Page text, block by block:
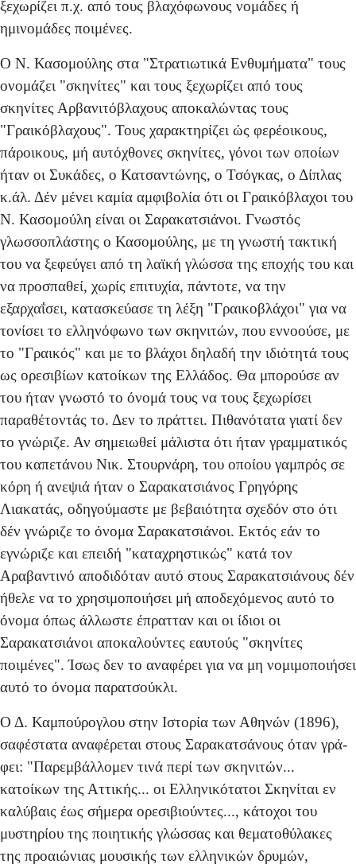
ξεχωρίζει π.χ. από τους βλαχόφωνους νομάδες ή
ημινομάδες ποιμένες.
Ο Ν. Κασομούλης στα "Στρατιωτικά Ενθυμήματα" τους
ονομάζει "σκηνίτες" και τους ξεχωρίζει από τους
σκηνίτες Αρβανιτόβλαχους αποκαλώντας τους
"Γραικόβλαχους". Τους χαρακτηρίζει ώς φερέοικους,
πάροικους, μή αυτόχθονες σκηνίτες, γόνοι των οποίων
ήταν οι Συκάδες, ο Κατσαντώνης, ο Τσόγκας, ο Δίπλας
κ.άλ. Δέν μένει καμία αμφιβολία ότι οι Γραικόβλαχοι του
Ν. Κασομούλη εί­ναι οι Σαρακατσιάνοι. Γνωστός
γλωσσοπλάστης ο Κασομούλης, με τη γνωστή τακτική
του να ξεφεύγει από τη λαϊ­κή γλώσσα της εποχής του και
να προσπαθεί, χωρίς επι­τυχία, πάντοτε, να την
εξαρχαΐσει, κατασκεύασε τη λέξη "Γραικοβλάχοι" για να
τονίσει το ελληνόφωνο των σκηνι­τών, που εννοούσε, με
το "Γραικός" και με το βλάχοι δη­λαδή την ιδιότητά τους
ως ορεσιβίων κατοίκων της Ελλά­δος. Θα μπορούσε αν
του ήταν γνωστό το όνομά τους να τους ξεχωρίσει
παραθέτοντάς το. Δεν το πράττει. Πιθανό­τατα γιατί δεν
το γνώριζε. Αν σημειωθεί μάλιστα ότι ήταν γραμματικός
του καπετάνου Νικ. Στουρνάρη, του οποίου γαμπρός σε
κόρη ή ανεψιά ήταν ο Σαρακατσιάνος Γρηγόρης
Λιακατάς, οδηγούμαστε με βεβαιότητα σχεδόν στο ότι
δέν γνώριζε το όνομα Σαρακατσιάνοι. Εκτός εάν το
εγνώριζε και επειδή "καταχρηστικώς" κατά τον
Αραβαντινό αποδιδόταν αυτό στους Σαρακατσιάνους δέν
ήθελε να το χρη­σιμοποιήσει μή αποδεχόμενος αυτό το
όνομα όπως άλλω­στε έπρατταν και οι ίδιοι οι
Σαρακατσιάνοι αποκαλούντες εαυτούς "σκηνίτες
ποιμένες". Ίσως δεν το αναφέρει για να μη νομιμοποιήσει
αυτό το όνομα παρατσούκλι.
Ο Δ. Καμπούρογλου στην Ιστορία των Αθηνών (1896),
σαφέστατα αναφέρεται στους Σαρακατσάνους όταν γρά­
φει: "Παρεμβάλλομεν τινά περί των σκηνιτών...
κατοίκων της Αττικής... οι Ελληνικότατοι Σκηνίται εν
καλύβαις έως σήμερα ορεσιβιούντες..., κάτοχοι του
μυστηρίου της ποιη­τικής γλώσσας και θεματοθύλακες
της προαιώνιας μουσι­κής των ελληνικών δρυμών,